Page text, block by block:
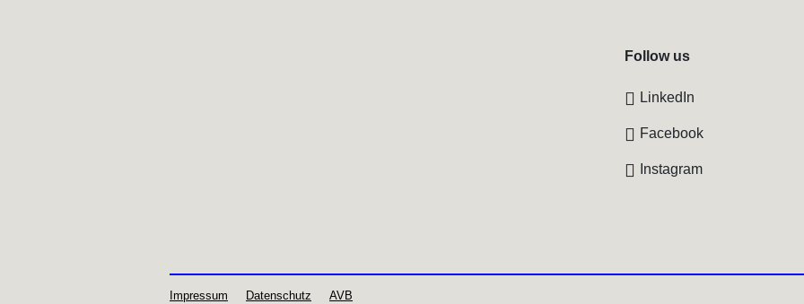
Follow us
LinkedIn
Facebook
Instagram
Impressum Datenschutz AVB